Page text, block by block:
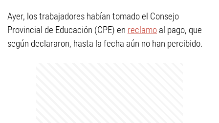
Ayer, los trabajadores habían tomado el Consejo
Provincial de Educación (CPE) en reclamo al pago, que
según declararon, hasta la fecha aún no han percibido.